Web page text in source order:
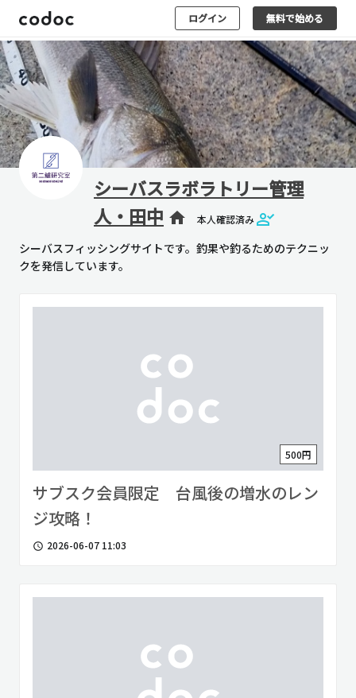
ログイン 無料で始める
シーバスラボラトリー管理
人・田中 home 本人確認済み
シーバスフィッシングサイトです。釣果や釣るためのテクニッ
クを発信しています。
500円
サブスク会員限定 台風後の増水のレン
ジ攻略！
access_time 2026-06-07 11:03